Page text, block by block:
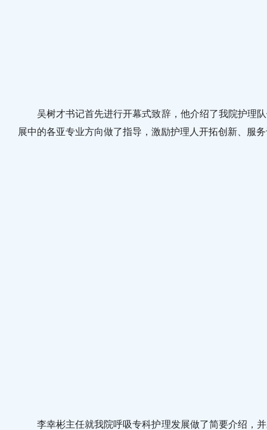
吴树才书记首先进行开幕式致辞，他介绍了我院护理队
展中的各亚专业方向做了指导，激励护理人开拓创新、服
李幸彬主任就我院呼吸专科护理发展做了简要介绍，并